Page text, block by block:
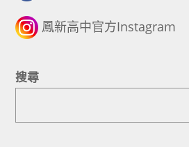
鳳新高中官方Instagram
搜尋